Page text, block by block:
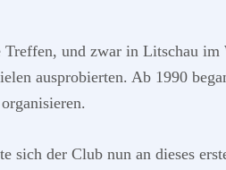
und zwar in Litschau
ausprobierten. Ab 1990
der Club nun an dieses